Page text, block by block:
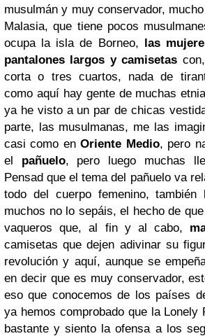
musulmán y muy conservador,
Malasia, que tiene pocos
ocupa la isla de Borneo, las
pantalones largos y camisetas
corta o tres cuartos, nada de
como aquí hay gente de muchas
ya he visto a un par de chicas
parte, las musulmanas, me las
casi como enOriente Medio, pero
el pañuelo, pero luego muchas
Pensad que el tema del pañuelo va
todo del cuerpo femenino, también
muchos no lo sepáis, el hecho de
vaqueros que, al fin y al cabo,
camisetas que dejen adivinar su
revolución y aquí, aunque se
en decir que es muy conservador,
eso que conocemos de los países
ya hemos comprobado que la Lonely
bastante y siento la ofensa a los